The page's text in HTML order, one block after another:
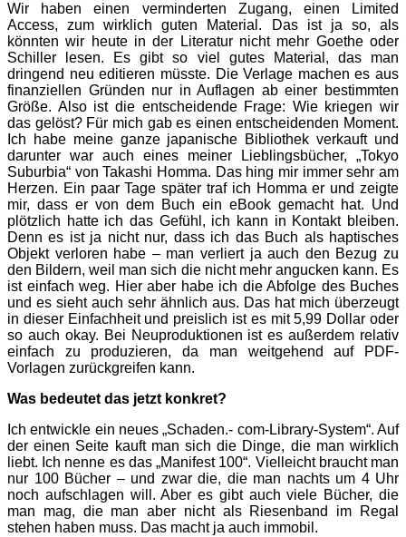
Wir haben einen verminderten Zugang, einen Limited
Access, zum wirklich guten Material. Das ist ja so, als
könnten wir heute in der Literatur nicht mehr Goethe oder
Schiller lesen. Es gibt so viel gutes Material, das man
dringend neu editieren müsste. Die Verlage machen es aus
finanziellen Gründen nur in Auflagen ab einer bestimmten
Größe. Also ist die entscheidende Frage: Wie kriegen wir
das gelöst? Für mich gab es einen entscheidenden Moment.
Ich habe meine ganze japanische Bibliothek verkauft und
darunter war auch eines meiner Lieblingsbücher, „Tokyo
Suburbia“ von Takashi Homma. Das hing mir immer sehr am
Herzen. Ein paar Tage später traf ich Homma er und zeigte
mir, dass er von dem Buch ein eBook gemacht hat. Und
plötzlich hatte ich das Gefühl, ich kann in Kontakt bleiben.
Denn es ist ja nicht nur, dass ich das Buch als haptisches
Objekt verloren habe – man verliert ja auch den Bezug zu
den Bildern, weil man sich die nicht mehr angucken kann. Es
ist einfach weg. Hier aber habe ich die Abfolge des Buches
und es sieht auch sehr ähnlich aus. Das hat mich überzeugt
in dieser Einfachheit und preislich ist es mit 5,99 Dollar oder
so auch okay. Bei Neuproduktionen ist es außerdem relativ
einfach zu produzieren, da man weitgehend auf PDF-
Vorlagen zurückgreifen kann.
Was bedeutet das jetzt konkret?
Ich entwickle ein neues „Schaden.- com-Library-System“. Auf
der einen Seite kauft man sich die Dinge, die man wirklich
liebt. Ich nenne es das „Manifest 100“. Vielleicht braucht man
nur 100 Bücher – und zwar die, die man nachts um 4 Uhr
noch aufschlagen will. Aber es gibt auch viele Bücher, die
man mag, die man aber nicht als Riesenband im Regal
stehen haben muss. Das macht ja auch immobil.